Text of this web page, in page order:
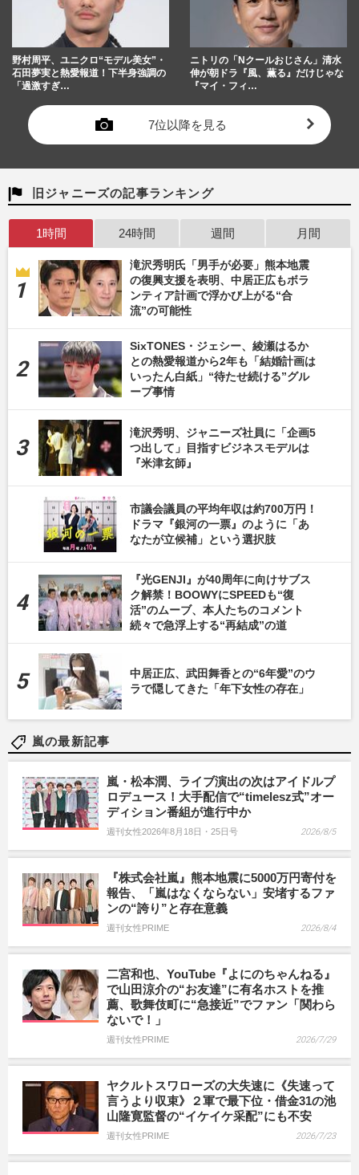
野村周平、ユニクロ“モデル美女”・
石田夢実と熱愛報道！下半身強調の
「過激すぎ…
ニトリの「Nクールおじさん」清水
伸が朝ドラ『風、薫る』だけじゃな
『マイ・フィ…
7位以降を見る
旧ジャニーズの記事ランキング
1時間 24時間 週間 月間
滝沢秀明氏「男手が必要」熊本地震
の復興支援を表明、中居正広もボラ
ンティア計画で浮かび上がる“合
流”の可能性
SixTONES・ジェシー、綾瀬はるか
との熱愛報道から2年も「結婚計画は
いったん白紙」“待たせ続ける”グル
ープ事情
滝沢秀明、ジャニーズ社員に「企画5
つ出して」目指すビジネスモデルは
『米津玄師』
市議会議員の平均年収は約700万円！
ドラマ『銀河の一票』のように「あ
なたが立候補」という選択肢
『光GENJI』が40周年に向けサブス
ク解禁！BOOWYにSPEEDも“復
活”のムーブ、本人たちのコメント
続々で急浮上する“再結成”の道
中居正広、武田舞香との“6年愛”のウ
ラで隠してきた「年下女性の存在」
嵐の最新記事
嵐・松本潤、ライブ演出の次はアイドルプ
ロデュース！大手配信で“timelesz式”オー
ディション番組が進行中か
週刊女性2026年8月18日・25日号 2026/8/5
『株式会社嵐』熊本地震に5000万円寄付を
報告、「嵐はなくならない」安堵するファ
ンの“誇り”と存在意義
週刊女性PRIME 2026/8/4
二宮和也、YouTube『よにのちゃんねる』
で山田涼介の“お友達”に有名ホストを推
薦、歌舞伎町に“急接近”でファン「関わら
ないで！」
週刊女性PRIME 2026/7/29
ヤクルトスワローズの大失速に《失速って
言うより収束》２軍で最下位・借金31の池
山隆寛監督の“イケイケ采配”にも不安
週刊女性PRIME 2026/7/23